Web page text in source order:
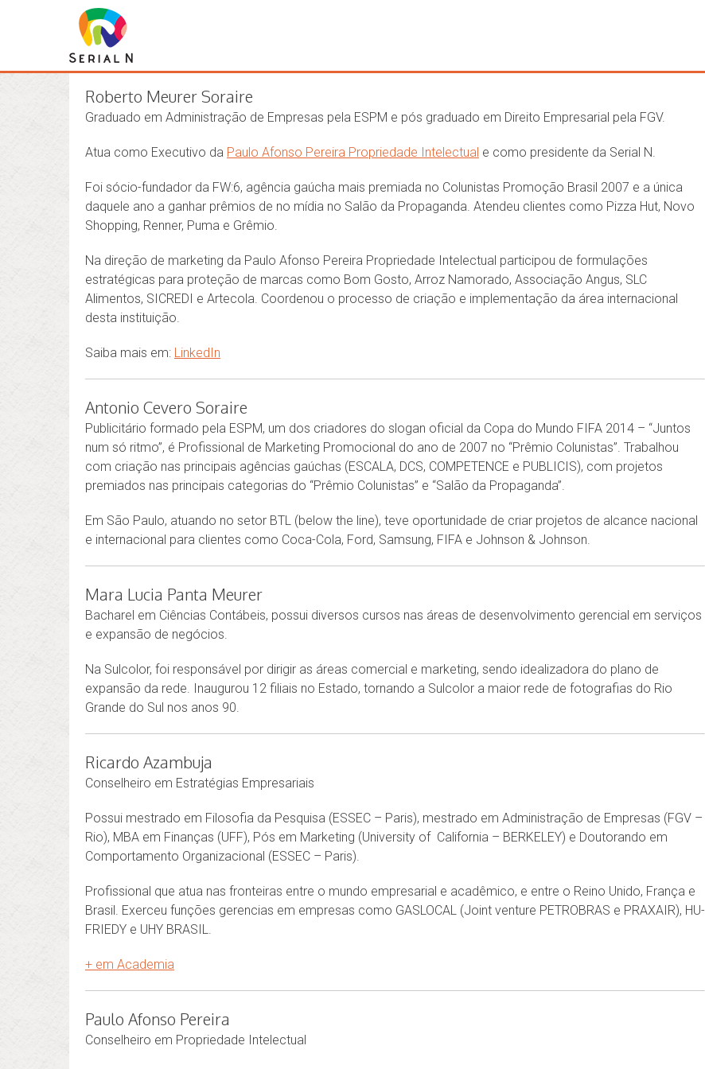
Diretores e Conselheiros
Roberto Meurer Soraire
Graduado em Administração de Empresas pela ESPM e pós graduado em Direito Empresarial pela FGV.
Atua como Executivo da Paulo Afonso Pereira Propriedade Intelectual e como presidente da Serial N.
Foi sócio-fundador da FW:6, agência gaúcha mais premiada no Colunistas Promoção Brasil 2007 e a única
daquele ano a ganhar prêmios de no mídia no Salão da Propaganda. Atendeu clientes como Pizza Hut, Novo
Shopping, Renner, Puma e Grêmio.
Na direção de marketing da Paulo Afonso Pereira Propriedade Intelectual participou de formulações
estratégicas para proteção de marcas como Bom Gosto, Arroz Namorado, Associação Angus, SLC
Alimentos, SICREDI e Artecola. Coordenou o processo de criação e implementação da área internacional
desta instituição.
Saiba mais em: LinkedIn
Antonio Cevero Soraire
Publicitário formado pela ESPM, um dos criadores do slogan oficial da Copa do Mundo FIFA 2014 – “Juntos
num só ritmo”, é Profissional de Marketing Promocional do ano de 2007 no “Prêmio Colunistas”. Trabalhou
com criação nas principais agências gaúchas (ESCALA, DCS, COMPETENCE e PUBLICIS), com projetos
premiados nas principais categorias do “Prêmio Colunistas” e “Salão da Propaganda”.
Em São Paulo, atuando no setor BTL (below the line), teve oportunidade de criar projetos de alcance nacional
e internacional para clientes como Coca-Cola, Ford, Samsung, FIFA e Johnson & Johnson.
Mara Lucia Panta Meurer
Bacharel em Ciências Contábeis, possui diversos cursos nas áreas de desenvolvimento gerencial em serviços
e expansão de negócios.
Na Sulcolor, foi responsável por dirigir as áreas comercial e marketing, sendo idealizadora do plano de
expansão da rede. Inaugurou 12 filiais no Estado, tornando a Sulcolor a maior rede de fotografias do Rio
Grande do Sul nos anos 90.
Ricardo Azambuja
Conselheiro em Estratégias Empresariais
Possui mestrado em Filosofia da Pesquisa (ESSEC – Paris), mestrado em Administração de Empresas (FGV –
Rio), MBA em Finanças (UFF), Pós em Marketing (University of California – BERKELEY) e Doutorando em
Comportamento Organizacional (ESSEC – Paris).
Profissional que atua nas fronteiras entre o mundo empresarial e acadêmico, e entre o Reino Unido, França e
Brasil. Exerceu funções gerencias em empresas como GASLOCAL (Joint venture PETROBRAS e PRAXAIR), HU-
FRIEDY e UHY BRASIL.
+ em Academia
Paulo Afonso Pereira
Conselheiro em Propriedade Intelectual